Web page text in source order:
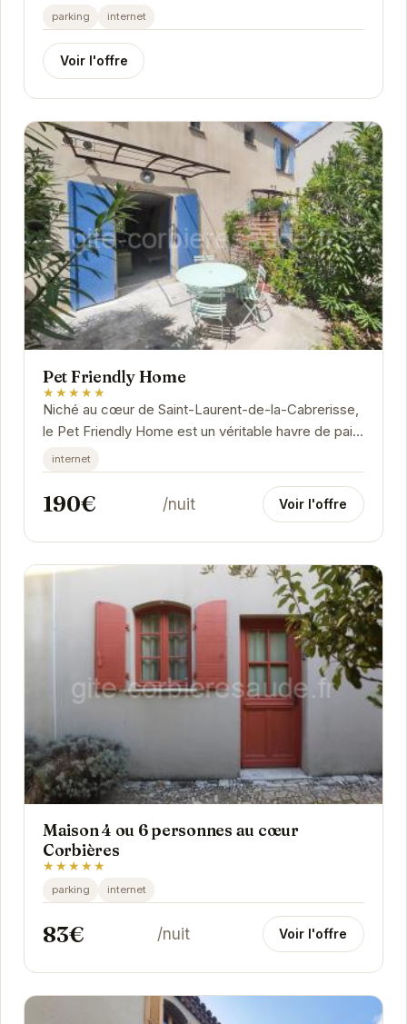
de-la-Cabrerisse. Avec son ambiance paisible et
ses...
parking internet
Voir l'offre
Pet Friendly Home
★★★★★
Niché au cœur de Saint-Laurent-de-la-Cabrerisse,
le Pet Friendly Home est un véritable havre de paix
pour les voyageurs et leurs compagnons à...
internet
190€ /nuit Voir l'offre
Maison 4 ou 6 personnes au cœur
Corbières
★★★★★
parking internet
83€ /nuit Voir l'offre